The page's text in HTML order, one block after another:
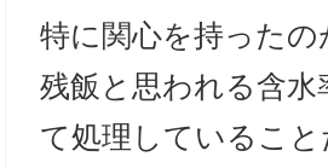
特に関心を持った
残飯と思われる含
て処理しているこ